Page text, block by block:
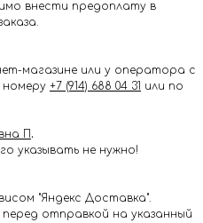
внести предоплату в
магазине или у оператора с
номеру +7 (914) 688 04 31 или по
П .
указывать не нужно!
"Яндекс Доставка".
отправкой на указанный